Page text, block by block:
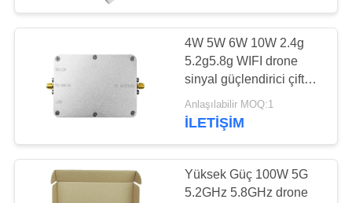
çift yönlü
amplifikatör
4W 5W 6W 10W 2.4g
5.2g5.8g WIFI drone
sinyal güçlendirici çift
yönlü güç amplifikatörü
modülü
Anlaşılabilir MOQ:1
İLETIŞIM
Yüksek Güç 100W 5G
5.2GHz 5.8GHz drone